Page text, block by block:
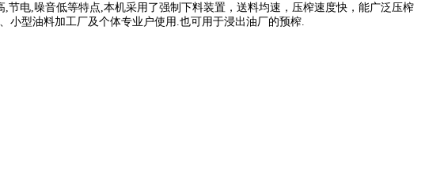
电,噪音低等特点,本机采用了强制下料装置，送料均速，压榨速度快，能广泛压榨
型油料加工厂及个体专业户使用.也可用于浸出油厂的预榨.